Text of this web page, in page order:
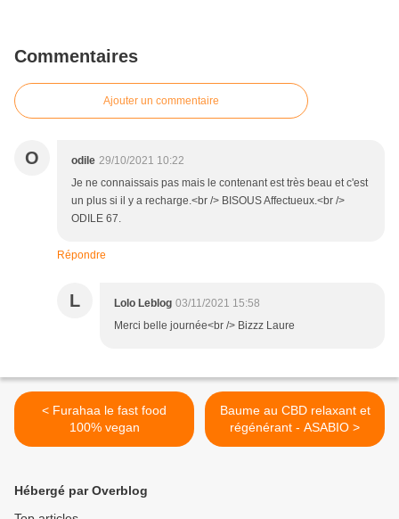
Commentaires
Ajouter un commentaire
O odile 29/10/2021 10:22
Je ne connaissais pas mais le contenant est très beau et c'est
un plus si il y a recharge.<br /> BISOUS Affectueux.<br />
ODILE 67.
Répondre
L Lolo Leblog 03/11/2021 15:58
Merci belle journée<br /> Bizzz Laure
< Furahaa le fast food
100% vegan
Baume au CBD relaxant et
régénérant - ASABIO >
Hébergé par Overblog